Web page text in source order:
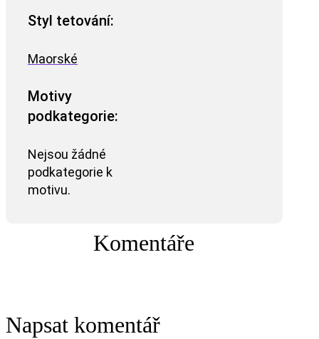
Styl tetování:
Maorské
Motivy
podkategorie:
Nejsou žádné
podkategorie k
motivu.
Komentáře
Napsat komentář